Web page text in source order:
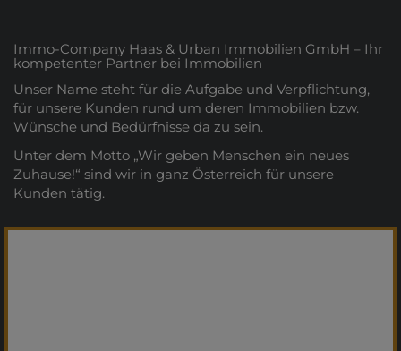
Immo-Company Haas & Urban Immobilien GmbH – Ihr
kompetenter Partner bei Immobilien
Unser Name steht für die Aufgabe und Verpflichtung,
für unsere Kunden rund um deren Immobilien bzw.
Wünsche und Bedürfnisse da zu sein.
Unter dem Motto „Wir geben Menschen ein neues
Zuhause!“ sind wir in ganz Österreich für unsere
Kunden tätig.